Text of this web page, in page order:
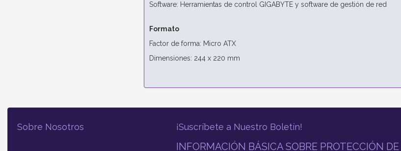
Software: Herramientas de control GIGABYTE y software de gestión de red
Formato
Factor de forma: Micro ATX
Dimensiones: 244 x 220 mm
Sobre Nosotros ¡Suscríbete a Nuestro Boletín!
INFORMACIÓN BÁSICA SOBRE PROTECCIÓN DE